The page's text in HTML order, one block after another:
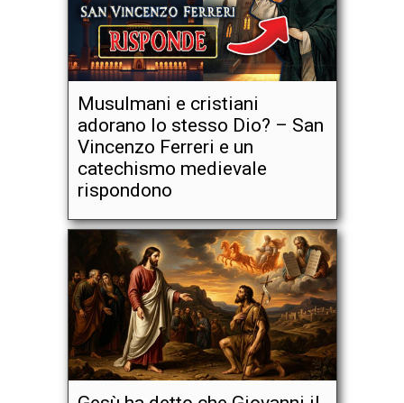
Musulmani e cristiani
adorano lo stesso Dio? – San
Vincenzo Ferreri e un
catechismo medievale
rispondono